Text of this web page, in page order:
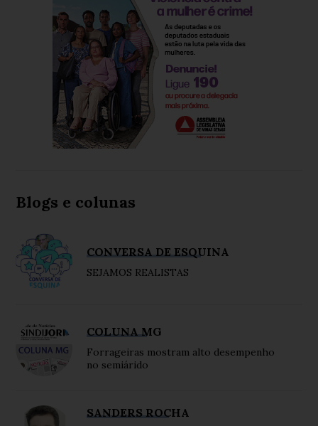
Blogs e colunas
CONVERSA DE ESQUINA
SEJAMOS REALISTAS
COLUNA MG
Forrageiras mostram alto desempenho
no semiárido
SANDERS ROCHA